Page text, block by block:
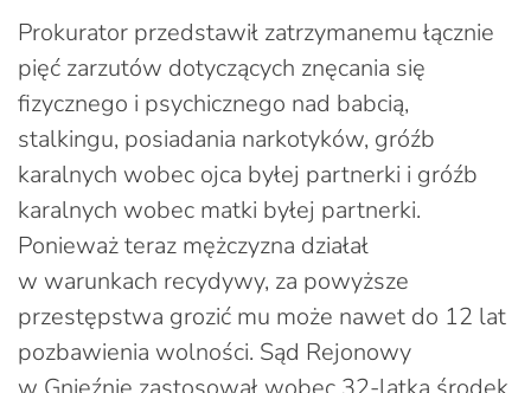
Prokurator przedstawił zatrzymanemu łącznie
pięć zarzutów dotyczących znęcania się
fizycznego i psychicznego nad babcią,
stalkingu, posiadania narkotyków, gróźb
karalnych wobec ojca byłej partnerki i gróźb
karalnych wobec matki byłej partnerki.
Ponieważ teraz mężczyzna działał
w warunkach recydywy, za powyższe
przestępstwa grozić mu może nawet do 12 lat
pozbawienia wolności. Sąd Rejonowy